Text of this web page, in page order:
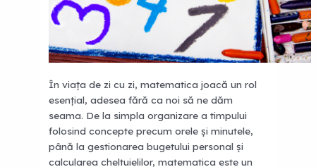
În viața de zi cu zi, matematica joacă un rol
esențial, adesea fără ca noi să ne dăm
seama. De la simpla organizare a timpului
folosind concepte precum orele și minutele,
până la gestionarea bugetului personal și
calcularea cheltuielilor, matematica este un